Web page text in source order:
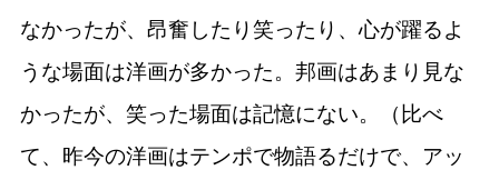
なかったが、昂奮したり笑ったり、心が躍るよ
うな場面は洋画が多かった。邦画はあまり見な
かったが、笑った場面は記憶にない。（比べ
て、昨今の洋画はテンポで物語るだけで、アッ